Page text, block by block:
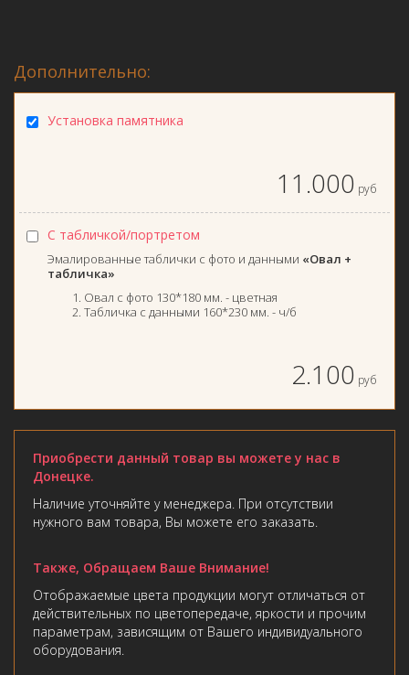
Дополнительно:
Установка памятника
11.000 руб
С табличкой/портретом
Эмалированные таблички с фото и данными «Овал +
табличка»
Овал с фото 130*180 мм. - цветная
Табличка с данными 160*230 мм. - ч/б
2.100 руб
Приобрести данный товар вы можете у нас в
Донецке.
Наличие уточняйте у менеджера. При отсутствии
нужного вам товара, Вы можете его заказать.
Также, Обращаем Ваше Внимание!
Отображаемые цвета продукции могут отличаться от
действительных по цветопередаче, яркости и прочим
параметрам, зависящим от Вашего индивидуального
оборудования.